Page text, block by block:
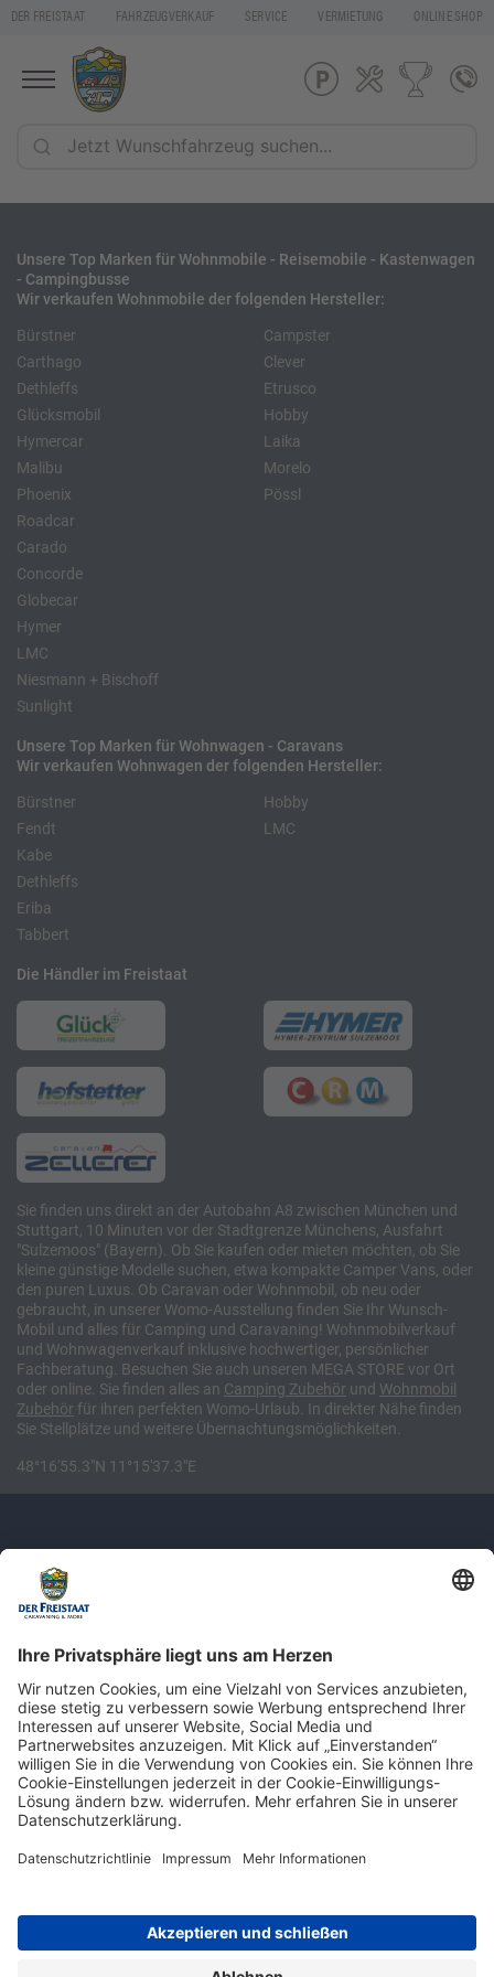
DER FREISTAAT FAHRZEUGVERKAUF SERVICE VERMIETUNG ONLINE SHOP
Unsere Top Marken für Wohnmobile - Reisemobile - Kastenwagen
- Campingbusse
Wir verkaufen Wohnmobile der folgenden Hersteller:
Bürstner
Carthago
Dethleffs
Glücksmobil
Hymercar
Malibu
Phoenix
Roadcar
Campster
Clever
Etrusco
Hobby
Laika
Morelo
Pössl
Carado
Concorde
Globecar
Hymer
LMC
Niesmann + Bischoff
Sunlight
Unsere Top Marken für Wohnwagen - Caravans
Wir verkaufen Wohnwagen der folgenden Hersteller:
Bürstner
Fendt
Kabe
Hobby
LMC
Dethleffs
Eriba
Tabbert
Die Händler im Freistaat
Sie finden uns direkt an der Autobahn A8 zwischen München und
Stuttgart, 10 Minuten vor der Stadtgrenze Münchens, Ausfahrt
"Sulzemoos" (Bayern). Ob Sie kaufen oder mieten möchten, ob Sie
kleine günstige Modelle suchen, etwa kompakte Camper Vans, oder
den puren Luxus. Ob Caravan oder Wohnmobil, ob neu oder
gebraucht, in unserer Womo-Ausstellung finden Sie Ihr Wunsch-
Mobil und alles für Camping und Caravaning! Wohnmobilverkauf
und Wohnwagenverkauf inklusive hochwertiger, persönlicher
Fachberatung. Besuchen Sie auch unseren MEGA STORE vor Ort
oder online. Sie finden alles an Camping Zubehör und Wohnmobil
Zubehör für ihren perfekten Womo-Urlaub. In direkter Nähe finden
Sie Stellplätze und weitere Übernachtungsmöglichkeiten.
48°16'55.3"N 11°15'37.3"E
Newsletter: Jetzt auf
shop.derfreistaat.de anmelden und
einen 5€ Gutschein für unseren Online-
Shop erhalten!*
Impressum Datenschutz Barrierefreiheit